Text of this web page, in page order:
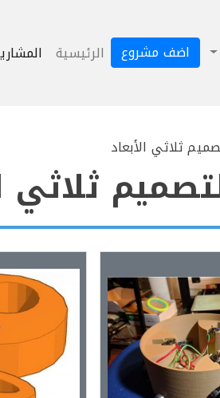
اضف مشروع الرئيسية
ثلاثي الأبعاد
ثلاثي